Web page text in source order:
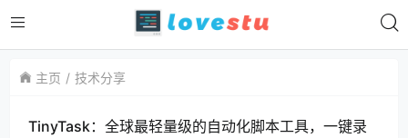
主页 技术分享
TinyTask：全球最轻量级的自动化脚本工具，一键录